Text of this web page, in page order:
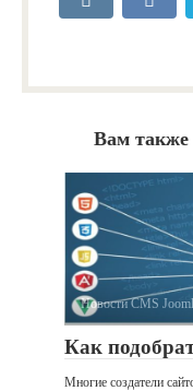
Вам также
Новости CMS
Как
Многие создатели